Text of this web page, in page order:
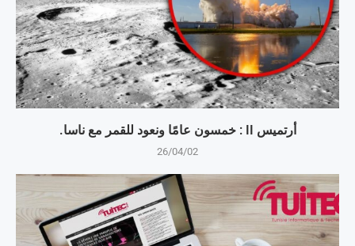
أرتميس II : خمسون عامًا ونعود للقمر مع ناسا.
26/04/02